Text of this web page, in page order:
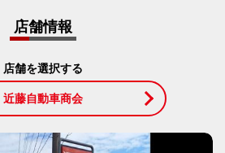
店舗情報
店舗を選択する
近藤自動車商会